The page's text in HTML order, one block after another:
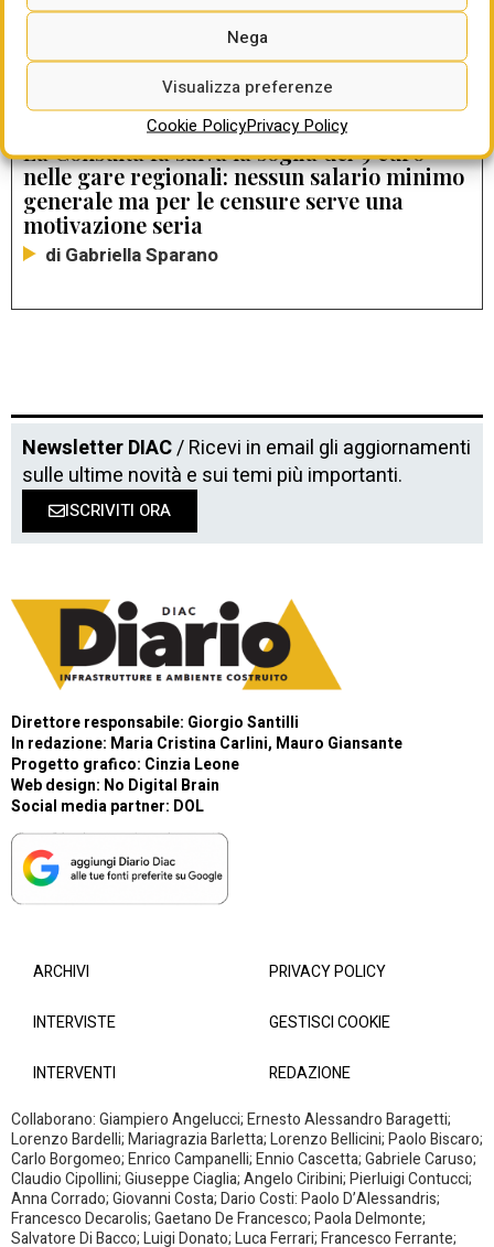
Nega
Visualizza preferenze
Cookie PolicyPrivacy Policy
Incentivi tecnici, storia di norme e diritti
vigenti sulla carta ma disapplicati nella
sostanza da molte stazioni appaltanti
di Gabriella Sparano
La Consulta fa salva la soglia dei 9 euro
nelle gare regionali: nessun salario minimo
generale ma per le censure serve una
motivazione seria
di Gabriella Sparano
Newsletter DIAC/ Ricevi in email gli aggiornamenti
sulle ultime novità e sui temi più importanti.
ISCRIVITI ORA
Direttore responsabile: Giorgio Santilli
In redazione: Maria Cristina Carlini, Mauro Giansante
Progetto grafico: Cinzia Leone
Web design: No Digital Brain
Social media partner: DOL
ARCHIVI
INTERVISTE
INTERVENTI
PRIVACY POLICY
GESTISCI COOKIE
REDAZIONE
Collaborano: Giampiero Angelucci; Ernesto Alessandro Baragetti;
Lorenzo Bardelli; Mariagrazia Barletta; Lorenzo Bellicini; Paolo Biscaro;
Carlo Borgomeo; Enrico Campanelli; Ennio Cascetta; Gabriele Caruso;
Claudio Cipollini; Giuseppe Ciaglia; Angelo Ciribini; Pierluigi Contucci;
Anna Corrado; Giovanni Costa; Dario Costi: Paolo D’Alessandris;
Francesco Decarolis; Gaetano De Francesco; Paola Delmonte;
Salvatore Di Bacco; Luigi Donato; Luca Ferrari; Francesco Ferrante;